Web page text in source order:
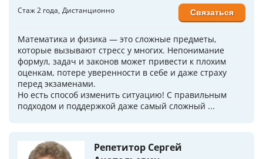
Стаж 2 года Дистанционно
Математика и физика — это сложные предметы,
которые вызывают стресс у многих. Непонимание
формул, задач и законов может привести к плохим
оценкам, потере уверенности в себе и даже страху
перед экзаменами.
Но есть способ изменить ситуацию! С правильным
подходом и поддержкой даже самый сложный ...
Связаться
Репетитор Сергей